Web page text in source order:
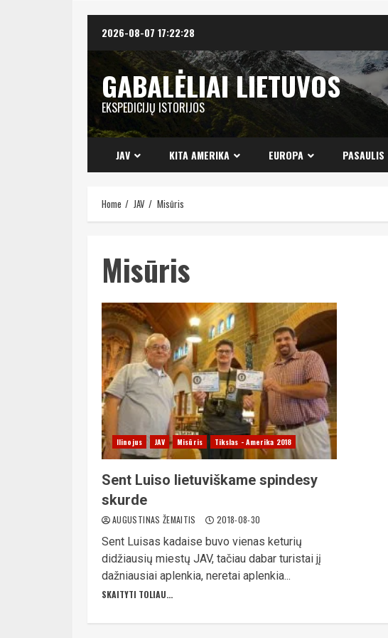
content
2026-08-07 17:22:28
GABALĖLIAI LIETUVOS
EKSPEDICIJŲ ISTORIJOS
JAV KITA AMERIKA EUROPA PASAULIS
Home JAV Misūris
Misūris
Ilinojus JAV Misūris Tikslas - Amerika 2018
Sent Luiso lietuviškame spindesy
skurde
AUGUSTINAS ŽEMAITIS 2018-08-30
Sent Luisas kadaise buvo vienas keturių
didžiausių miestų JAV, tačiau dabar turistai jį
dažniausiai aplenkia, neretai aplenkia...
SKAITYTI TOLIAU...